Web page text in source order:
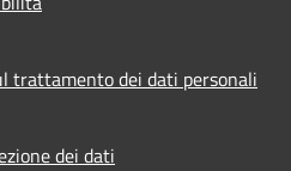
trattamento dei dati personali
dei dati